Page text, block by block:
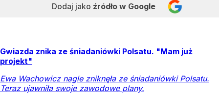
Dodaj jako źródło w Google
Gwiazda znika ze śniadaniówki Polsatu. "Mam już
projekt"
Ewa Wachowicz nagle zniknęła ze śniadaniówki Polsatu.
Teraz ujawniła swoje zawodowe plany.